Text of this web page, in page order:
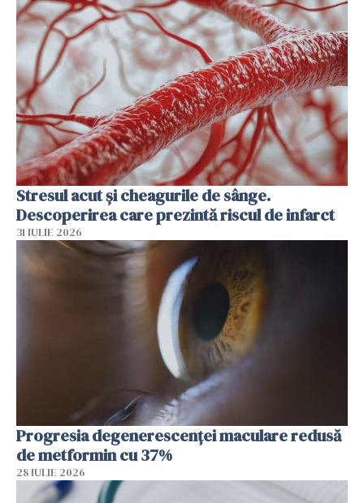
Stresul acut și cheagurile de sânge.
Descoperirea care prezintă riscul de infarct
31 IULIE 2026
Progresia degenerescenței maculare redusă
de metformin cu 37%
28 IULIE 2026